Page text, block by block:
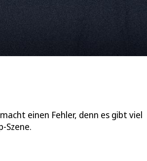
einen Fehler, denn es gibt viel
Szene.